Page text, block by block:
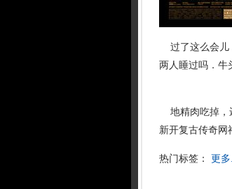
过了这么会儿
两人睡过吗．牛
地精肉吃掉，
新开复古传奇网
热门标签： 更多